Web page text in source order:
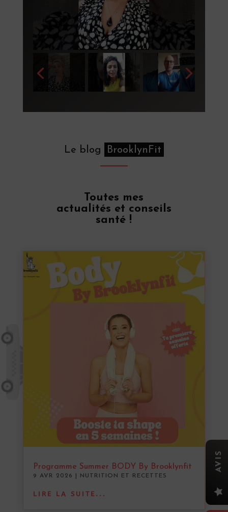
Le blog BrooklynFit
Toutes mes
actualités et conseils
santé !
Programme Summer BODY By Brooklynfit
9 AVR 2026 NUTRITION ET RECETTES
LIRE LA SUITE... 
AVIS